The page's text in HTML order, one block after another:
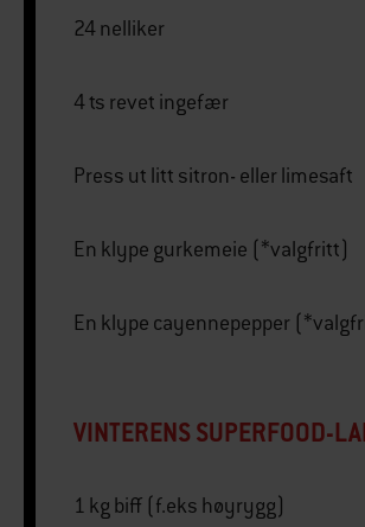
24 nelliker
4 ts revet ingefær
Press ut litt sitron- eller limesaft
En klype gurkemeie (*valgfritt)
En klype cayennepepper
VINTERENS SUPERFOOD-
1 kg biff (f.eks høyrygg)